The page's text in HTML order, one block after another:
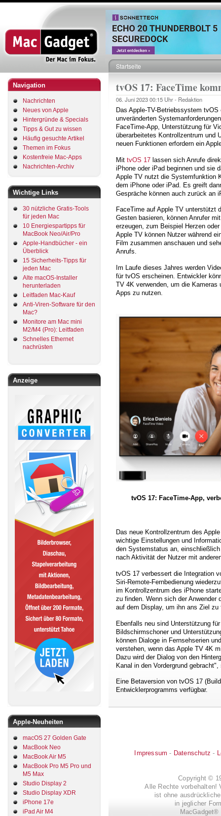
Direkt
zum
Inhalt
Navigation
Nachrichten
Neues von Apple
Hintergründe & Specials
Tipps & Gut zu wissen
Häufig gesuchte Artikel
Themen im Fokus
Kostenfreie Mac-Apps
Nachrichten-Archiv
Wichtige Links
30 nützliche Gratis-Tools
für jeden Mac
10 Energiespartipps für
MacBook Neo/Air/Pro
Apple-Handbücher - ein
Überblick
15 Sicherheits-Tipps für
jeden Mac
Alte macOS-Installer
herunterladen
Leitfaden Mac-Kauf
Anti-Viren-Software für den
Mac?
Monitore am Mac mini
M2/M4 (Pro): Leitfaden
Schnelles Ethernet
nachrüsten
Anzeige
Apple-Neuheiten
macOS 27 Golden Gate
MacBook Neo
MacBook Air M5
MacBook Pro M5 Pro und
M5 Max
Studio Display 2
Studio Display XDR
iPhone 17e
iPad Air M4
Pfadnavigation
Startseite
tvOS 17: FaceTime
06. Juni 202300:15 Uhr - Redaktion
Das Apple-TV-Betriebssystem
unveränderten
FaceTime-App, Unterstützung für
überarbeitetes Kontrollzentrum und
neuen Funktionen erfordern ein
Mit tvOS 17 lassen sich Anrufe
iPhone oder iPad beginnen und sie
Apple TV nutzt die Systemfunktion
dem iPhone oder iPad. Es greift
Gespräche können auch zurück an
FaceTime auf Apple TV unterstützt
Gesten basieren, können Anrufer
erzeugen, zum Beispiel Herzen
Apple TV können Nutzer während
Film zusammen anschauen und
Anrufs.
Im Laufe dieses Jahres werden
für tvOS erscheinen. Entwickler
TV 4K verwenden, um die
Apps zu nutzen.
tvOS 17: FaceTime-App,
Das neue Kontrollzentrum des
wichtige Einstellungen und
den Systemstatus an,
nach Aktivität der Nutzer mit
tvOS 17 verbessert die Integration
Siri-Remote-Fernbedienung
im Kontrollzentrum des iPhone
zu finden. Wenn sich der Anwender
auf dem Display, um ihn ans Ziel zu
Ebenfalls neu sind Unterstützung
Bildschirmschoner und
können Dialoge in Fernsehserien
verstehen, wenn das Apple TV 4K
Dazu wird der Dialog von den
Kanal in den Vordergrund gebracht",
Eine Betaversion von tvOS 17
Entwicklerprogramms verfügbar.
Impressum - Datenschutz -
Copyright ©
Alle Rechte vorbehalten!
ist ohne
in jeglicher
MacGadget®